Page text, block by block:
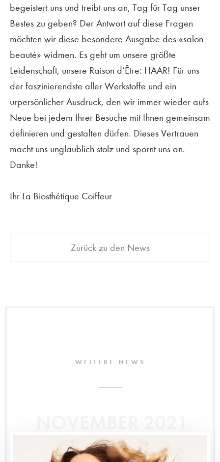
begeistert uns und treibt uns an, Tag für Tag unser
Bestes zu geben? Der Antwort auf diese Fragen
möchten wir diese besondere Ausgabe des «salon
beauté» widmen. Es geht um unsere größte
Leidenschaft, unsere Raison d’Être: HAAR! Für uns
der faszinierendste aller Werkstoffe und ein
urpersönlicher Ausdruck, den wir immer wieder aufs
Neue bei jedem Ihrer Besuche mit Ihnen gemeinsam
definieren und gestalten dürfen. Dieses Vertrauen
macht uns unglaublich stolz und spornt uns an.
Danke!
Ihr La Biosthétique Coiffeur
Zurück zu den News
WEITERE NEWS